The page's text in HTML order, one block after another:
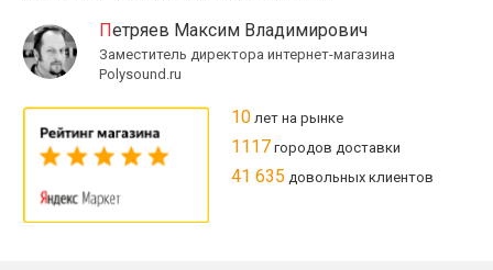
Петряев Максим Владимирович
Заместитель директора интернет-магазина
Polysound.ru
10 лет на рынке
1117 городов доставки
41 635 довольных клиентов